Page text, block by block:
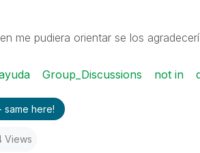
me pudiera orientar se los
Group_Discussions not in
same here!
Views